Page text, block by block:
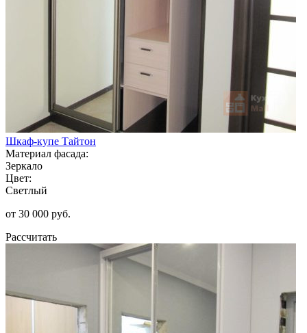
Шкаф-купе Тайтон
Материал фасада:
Зеркало
Цвет:
Светлый
от 30 000 руб.
Рассчитать